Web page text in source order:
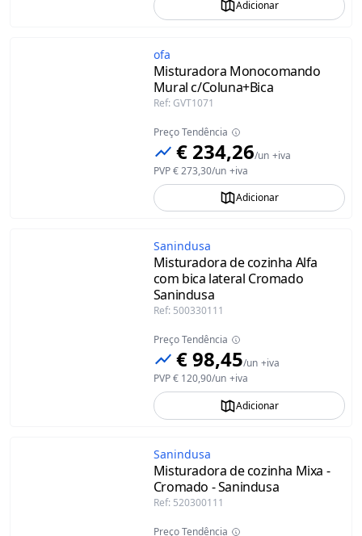
Adicionar
ofa
Misturadora Monocomando
Mural c/Coluna+Bica
Ref: GVT1071
Preço Tendência
€ 234,26/un +iva
PVP€ 273,30/un +iva
Adicionar
Sanindusa
Misturadora de cozinha Alfa
com bica lateral Cromado
Sanindusa
Ref: 500330111
Preço Tendência
€ 98,45/un +iva
PVP€ 120,90/un +iva
Adicionar
Sanindusa
Misturadora de cozinha Mixa -
Cromado - Sanindusa
Ref: 520300111
Preço Tendência